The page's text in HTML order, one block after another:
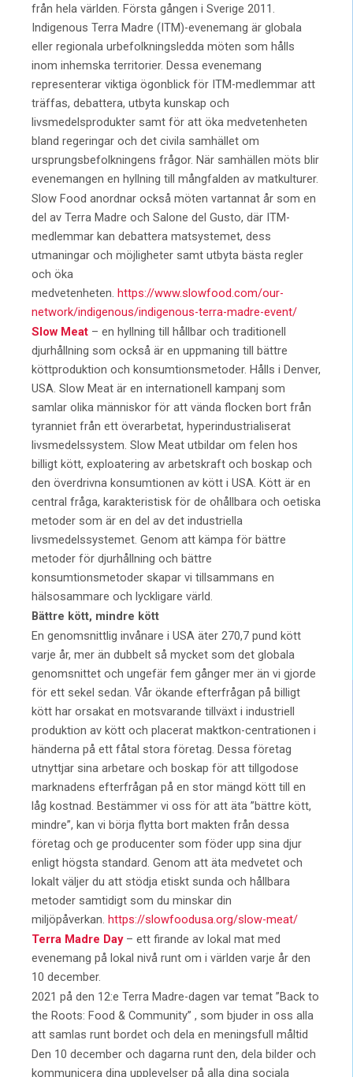
från hela världen. Första gången i Sverige 2011.
Indigenous Terra Madre (ITM)-evenemang är globala
eller regionala urbefolkningsledda möten som hålls
inom inhemska territorier. Dessa evenemang
representerar viktiga ögonblick för ITM-medlemmar att
träffas, debattera, utbyta kunskap och
livsmedelsprodukter samt för att öka medvetenheten
bland regeringar och det civila samhället om
ursprungsbefolkningens frågor. När samhällen möts blir
evenemangen en hyllning till mångfalden av matkulturer.
Slow Food anordnar också möten vartannat år som en
del av Terra Madre och Salone del Gusto, där ITM-
medlemmar kan debattera matsystemet, dess
utmaningar och möjligheter samt utbyta bästa regler
och öka
medvetenheten. https://www.slowfood.com/our-
network/indigenous/indigenous-terra-madre-event/
Slow Meat – en hyllning till hållbar och traditionell
djurhållning som också är en uppmaning till bättre
köttproduktion och konsumtionsmetoder. Hålls i Denver,
USA. Slow Meat är en internationell kampanj som
samlar olika människor för att vända flocken bort från
tyranniet från ett överarbetat, hyperindustrialiserat
livsmedelssystem. Slow Meat utbildar om felen hos
billigt kött, exploatering av arbetskraft och boskap och
den överdrivna konsumtionen av kött i USA. Kött är en
central fråga, karakteristisk för de ohållbara och oetiska
metoder som är en del av det industriella
livsmedelssystemet. Genom att kämpa för bättre
metoder för djurhållning och bättre
konsumtionsmetoder skapar vi tillsammans en
hälsosammare och lyckligare värld.
Bättre kött, mindre kött
En genomsnittlig invånare i USA äter 270,7 pund kött
varje år, mer än dubbelt så mycket som det globala
genomsnittet och ungefär fem gånger mer än vi gjorde
för ett sekel sedan. Vår ökande efterfrågan på billigt
kött har orsakat en motsvarande tillväxt i industriell
produktion av kött och placerat maktkon-centrationen i
händerna på ett fåtal stora företag. Dessa företag
utnyttjar sina arbetare och boskap för att tillgodose
marknadens efterfrågan på en stor mängd kött till en
låg kostnad. Bestämmer vi oss för att äta ”bättre kött,
mindre”, kan vi börja flytta bort makten från dessa
företag och ge producenter som föder upp sina djur
enligt högsta standard. Genom att äta medvetet och
lokalt väljer du att stödja etiskt sunda och hållbara
metoder samtidigt som du minskar din
miljöpåverkan. https://slowfoodusa.org/slow-meat/
Terra Madre Day– ett firande av lokal mat med
evenemang på lokal nivå runt om i världen varje år den
10 december.
2021 på den 12:e Terra Madre-dagen var temat ”Back to
the Roots: Food & Community” , som bjuder in oss alla
att samlas runt bordet och dela en meningsfull måltid
Den 10 december och dagarna runt den, dela bilder och
kommunicera dina upplevelser på alla dina sociala